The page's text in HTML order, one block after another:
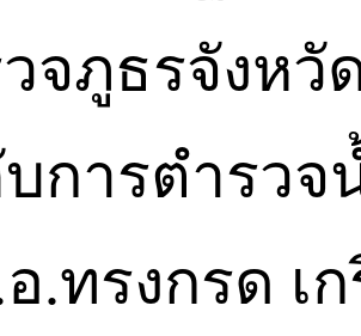
จภูธรจังห
การตำรว
.ทรงกรด เ